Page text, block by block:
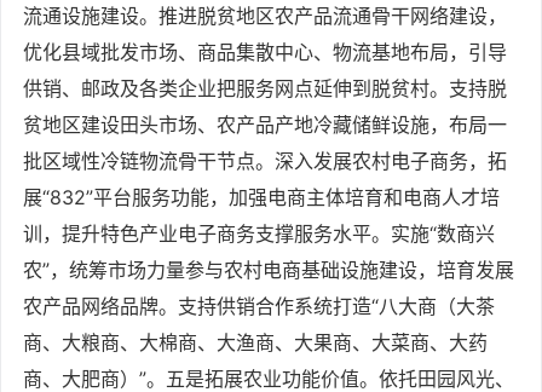
流通设施建设。推进脱贫地区农产品流通骨干网络建设，
优化县域批发市场、商品集散中心、物流基地布局，引导
供销、邮政及各类企业把服务网点延伸到脱贫村。支持脱
贫地区建设田头市场、农产品产地冷藏储鲜设施，布局一
批区域性冷链物流骨干节点。深入发展农村电子商务，拓
展“832”平台服务功能，加强电商主体培育和电商人才培
训，提升特色产业电子商务支撑服务水平。实施“数商兴
农”，统筹市场力量参与农村电商基础设施建设，培育发展
农产品网络品牌。支持供销合作系统打造“八大商（大茶
商、大粮商、大棉商、大渔商、大果商、大菜商、大药
商、大肥商）”。五是拓展农业功能价值。依托田园风光、